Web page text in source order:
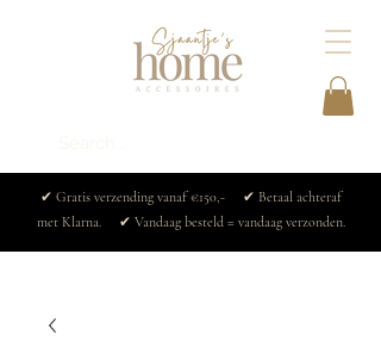
✔ Gratis verzending vanaf €150,- ✔ Betaal achteraf
met Klarna. ✔ Vandaag besteld = vandaag verzonden.